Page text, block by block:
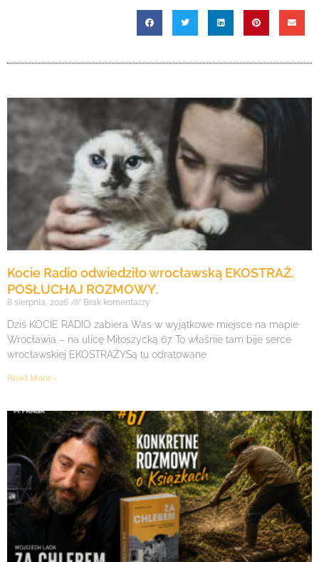
Kocie Radio odwiedziło wrocławską EKOSTRAŻ.
POSŁUCHAJ ROZMOWY.
8 sierpnia, 2026 Brak komentarzy
Dziś KOCIE RADIO zabiera Was w wyjątkowe miejsce na mapie
Wrocławia – na ulicę Miłoszycką 67. To właśnie tam bije serce
wrocławskiej EKOSTRAŻYSą tu odratowane
Read More »